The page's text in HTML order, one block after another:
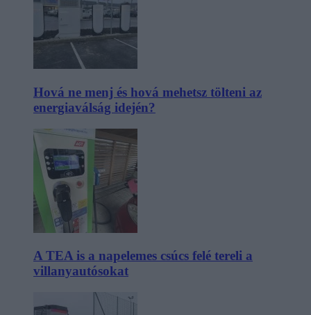
Hová ne menj és hová mehetsz tölteni az
energiaválság idején?
A TEA is a napelemes csúcs felé tereli a
villanyautósokat